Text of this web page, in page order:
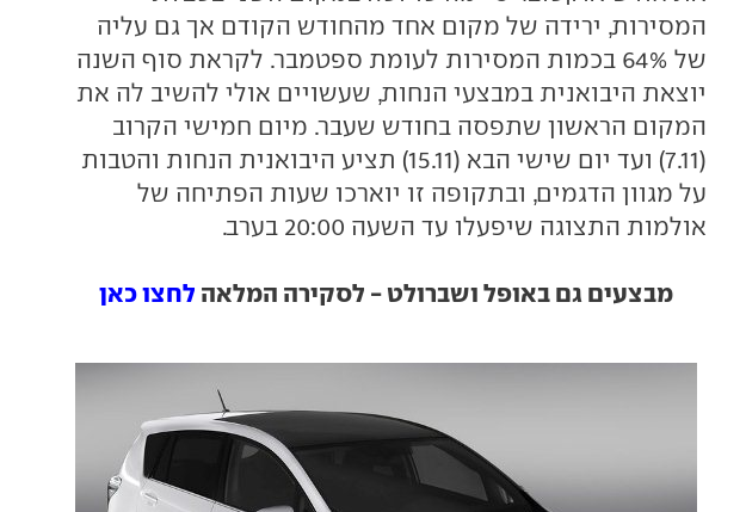
המסירות, ירידה של מקום אחד מהחודש הקודם אך גם עליה
של 64% בכמות המסירות לעומת ספטמבר. לקראת סוף השנה
יוצאת היבואנית במבצעי הנחות, שעשויים אולי להשיב לה את
המקום הראשון שתפסה בחודש שעבר. מיום חמישי הקרוב
(7.11) ועד יום שישי הבא (15.11) תציע היבואנית הנחות והטבות
על מגוון הדגמים, ובתקופה זו יוארכו שעות הפתיחה של
אולמות התצוגה שיפעלו עד השעה 20:00 בערב.
מבצעים גם באופל ושברולט - לסקירה המלאה לחצו כאן